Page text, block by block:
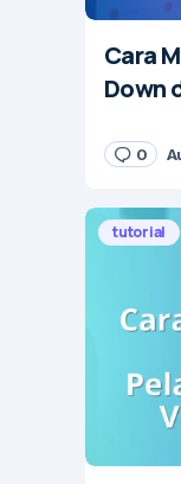
Cara
Down
0
tutorial